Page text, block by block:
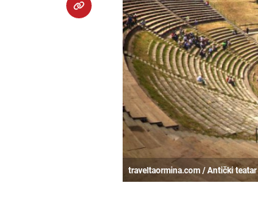
traveltaormina.com / Antički